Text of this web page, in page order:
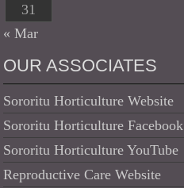
31
« Mar
OUR ASSOCIATES
Sororitu Horticulture Website
Sororitu Horticulture Facebook
Sororitu Horticulture YouTube
Reproductive Care Website